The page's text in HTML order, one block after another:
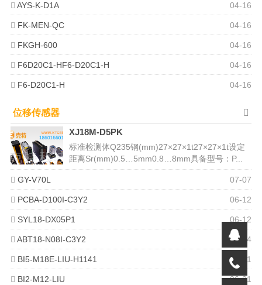
04-16
AYS-K-D1A
04-16
FK-MEN-QC
04-16
FKGH-600
04-16
F6D20C1-HF6-D20C1-H
04-16
F6-D20C1-H
位移传感器
XJ18M-D5PK
标准检测体Q235钢(mm)27×27×1t27×27×1t设定
距离Sr(mm)0.5…5mm0.8…8mm具备型号：P...
07-07
GY-V70L
06-12
PCBA-D100I-C3Y2
06-12
SYL18-DX05P1
06-04
ABT18-N08I-C3Y2
06-01
BI5-M18E-LIU-H1141
06-01
BI2-M12-LIU